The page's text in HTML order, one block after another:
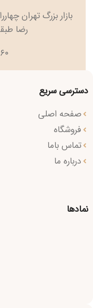
رضا طبقه
دسترسی سریع
صفحه اصلی
فروشگاه
تماس باما
درباره ما
نمادها